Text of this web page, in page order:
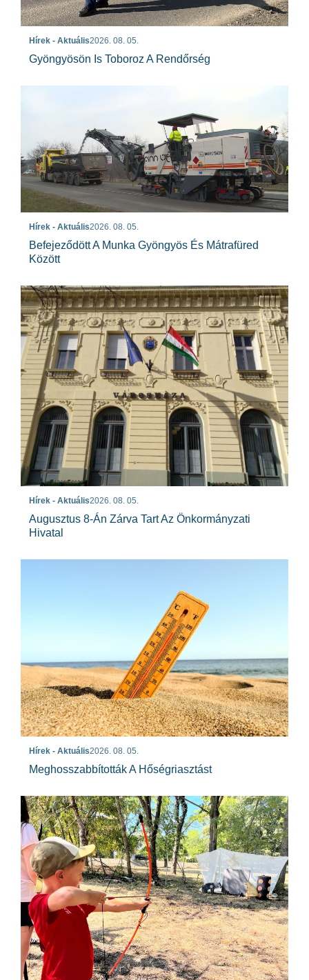
Hírek - Aktuális2026. 08. 05.
Gyöngyösön Is Toboroz A Rendőrség
Hírek - Aktuális2026. 08. 05.
Befejeződött A Munka Gyöngyös És Mátrafüred
Között
Hírek - Aktuális2026. 08. 05.
Augusztus 8-Án Zárva Tart Az Önkormányzati
Hivatal
Hírek - Aktuális2026. 08. 05.
Meghosszabbították A Hőségriasztást